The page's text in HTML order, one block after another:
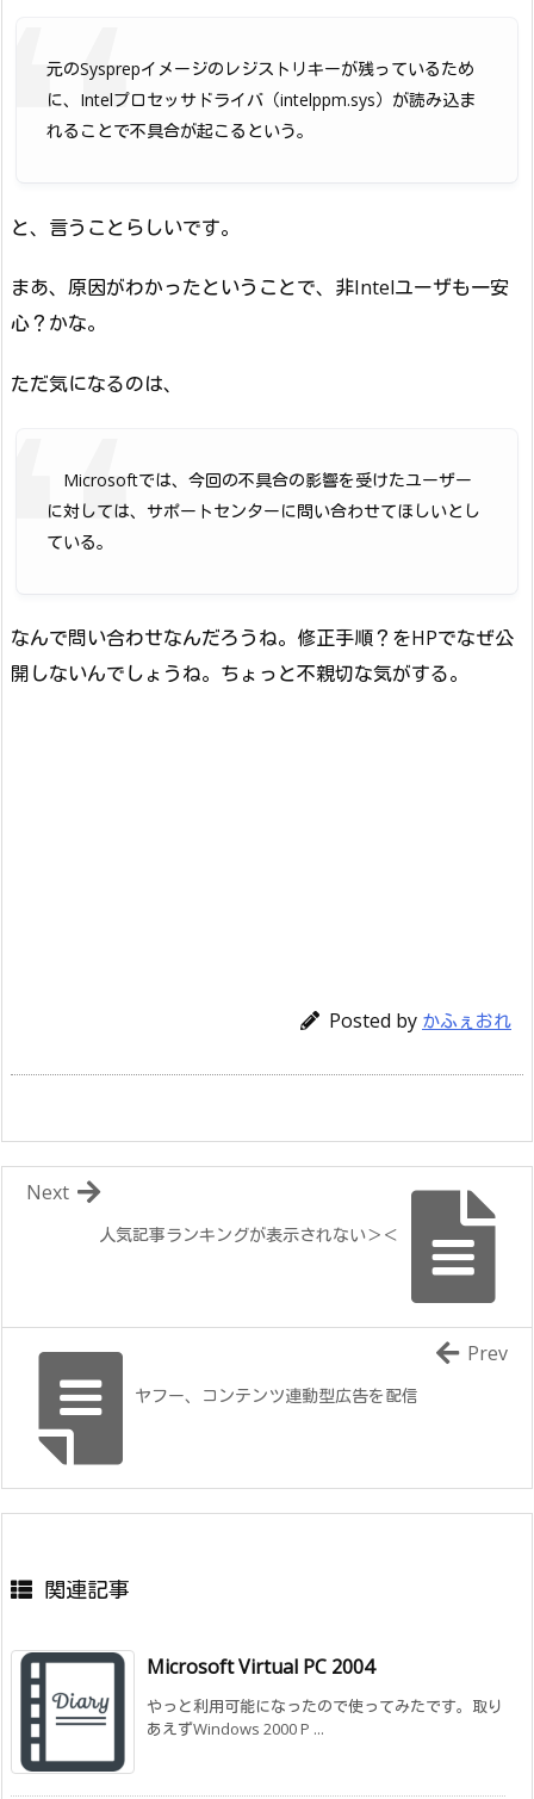
元のSysprepイメージのレジストリキーが残っているため
に、Intelプロセッサドライバ（intelppm.sys）が読み込ま
れることで不具合が起こるという。
と、言うことらしいです。
まあ、原因がわかったということで、非Intelユーザも一安
心？かな。
ただ気になるのは、
Microsoftでは、今回の不具合の影響を受けたユーザー
に対しては、サポートセンターに問い合わせてほしいとし
ている。
なんで問い合わせなんだろうね。修正手順？をHPでなぜ公
開しないんでしょうね。ちょっと不親切な気がする。
Posted by かふぇおれ
人気記事ランキングが表示されない＞＜
Next
ヤフー、コンテンツ連動型広告を配信
Prev
関連記事
Microsoft Virtual PC 2004
やっと利用可能になったので使ってみたです。取り
あえずWindows 2000 P ...